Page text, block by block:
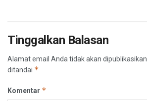
Tinggalkan Balasan
Alamat email Anda tidak akan dipublikasikan.
ditandai *
Komentar *